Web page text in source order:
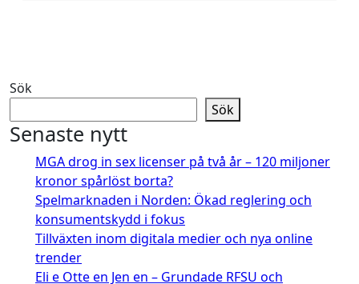
Sök
Sök
Senaste nytt
MGA drog in sex licenser på två år – 120 miljoner
kronor spårlöst borta?
Spelmarknaden i Norden: Ökad reglering och
konsumentskydd i fokus
Tillväxten inom digitala medier och nya online
trender
Eli e Otte en Jen en – Grundade RFSU och